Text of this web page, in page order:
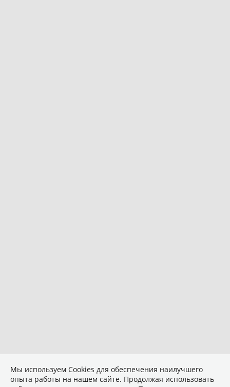
Мы используем Сookies для обеспечения наилучшего
опыта работы на нашем сайте. Продолжая использовать